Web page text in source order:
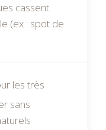
cassent
(ex : spot de
les très
sans